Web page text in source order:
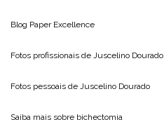
Blog Paper Excellence
Fotos profissionais de Juscelino Dourado
Fotos pessoais de Juscelino Dourado
Saiba mais sobre bichectomia